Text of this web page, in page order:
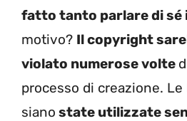
fatto tanto parlare di sé
motivo? Il copyright
violato numerose volte
processo di creazione.
siano state utilizzate